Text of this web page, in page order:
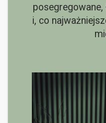
posegregowane,
i, co